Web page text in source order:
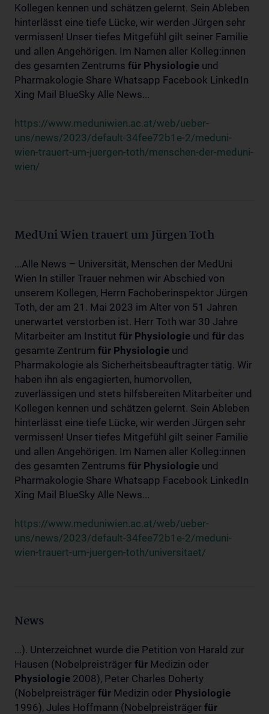
Kollegen kennen und schätzen gelernt. Sein Ableben
hinterlässt eine tiefe Lücke, wir werden Jürgen sehr
vermissen! Unser tiefes Mitgefühl gilt seiner Familie
und allen Angehörigen. Im Namen aller Kolleg:innen
des gesamten Zentrums für Physiologie und
Pharmakologie Share Whatsapp Facebook LinkedIn
Xing Mail BlueSky Alle News...
https://www.meduniwien.ac.at/web/ueber-
uns/news/2023/default-34fee72b1e-2/meduni-
wien-trauert-um-juergen-toth/menschen-der-meduni-
wien/
MedUni Wien trauert um Jürgen Toth
...Alle News – Universität, Menschen der MedUni
Wien In stiller Trauer nehmen wir Abschied von
unserem Kollegen, Herrn Fachoberinspektor Jürgen
Toth, der am 21. Mai 2023 im Alter von 51 Jahren
unerwartet verstorben ist. Herr Toth war 30 Jahre
Mitarbeiter am Institut für Physiologie und für das
gesamte Zentrum für Physiologie und
Pharmakologie als Sicherheitsbeauftragter tätig. Wir
haben ihn als engagierten, humorvollen,
zuverlässigen und stets hilfsbereiten Mitarbeiter und
Kollegen kennen und schätzen gelernt. Sein Ableben
hinterlässt eine tiefe Lücke, wir werden Jürgen sehr
vermissen! Unser tiefes Mitgefühl gilt seiner Familie
und allen Angehörigen. Im Namen aller Kolleg:innen
des gesamten Zentrums für Physiologie und
Pharmakologie Share Whatsapp Facebook LinkedIn
Xing Mail BlueSky Alle News...
https://www.meduniwien.ac.at/web/ueber-
uns/news/2023/default-34fee72b1e-2/meduni-
wien-trauert-um-juergen-toth/universitaet/
News
...). Unterzeichnet wurde die Petition von Harald zur
Hausen (Nobelpreisträger für Medizin oder
Physiologie 2008), Peter Charles Doherty
(Nobelpreisträger für Medizin oder Physiologie
1996), Jules Hoffmann (Nobelpreisträger für